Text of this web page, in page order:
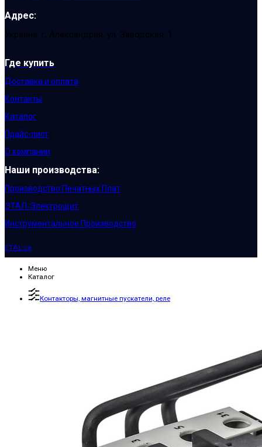
Адрес:
Украина, г. Александрия, ул. Заводская, 1
Где купить
Доставка и оплата
Контакты
Каталог
Прайс-лист
О компании
Наши производства:
Производство Печатных Плат
ЭТАЛ-Электрощит
Инструментальное Производство
ETAL.ua
Меню
Каталог
Контакторы, магнитные пускатели, реле